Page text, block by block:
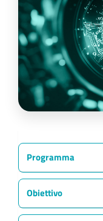
Programma
Obiettivo